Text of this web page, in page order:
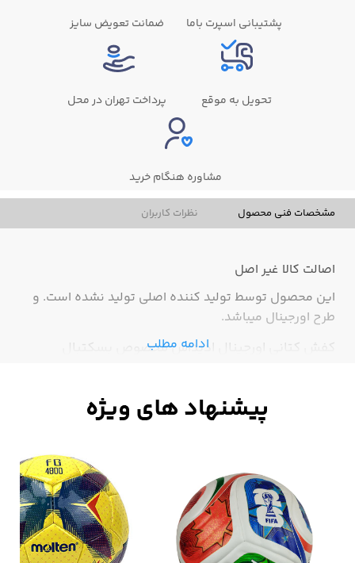
پشتیبانی اسپرت باما ضمانت تعویض سایز
تحویل به موقع پرداخت تهران در محل
مشاوره هنگام خرید
مشخصات فنی محصول نظرات کاربران
اصالت کالا غیر اصل
این محصول توسط تولید کننده اصلی تولید نشده است. و
طرح اورجینال میباشد.
کفش کتانی اورجینال ادیداس مخصوص بسکتبال
ادامه مطلب